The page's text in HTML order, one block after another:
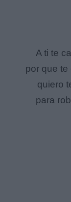
A ti te
por que te
quiero
para